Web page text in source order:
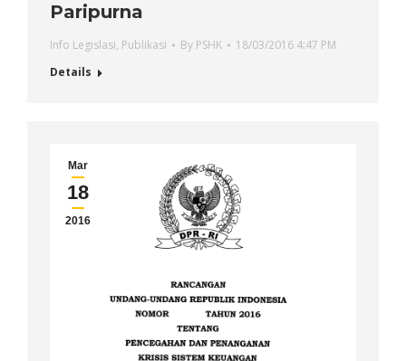
Paripurna
Info Legislasi, Publikasi By PSHK
18/03/2016 4:47 PM
Details
Mar
18
2016